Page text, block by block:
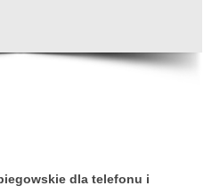
dla telefonu i